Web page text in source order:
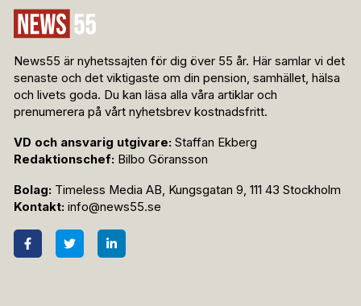
News55 är nyhetssajten för dig över 55 år. Här samlar vi det
senaste och det viktigaste om din pension, samhället, hälsa
och livets goda. Du kan läsa alla våra artiklar och
prenumerera på vårt nyhetsbrev kostnadsfritt.
VD och ansvarig utgivare: Staffan Ekberg
Redaktionschef: Bilbo Göransson
Bolag: Timeless Media AB, Kungsgatan 9, 111 43 Stockholm
Kontakt: info@news55.se